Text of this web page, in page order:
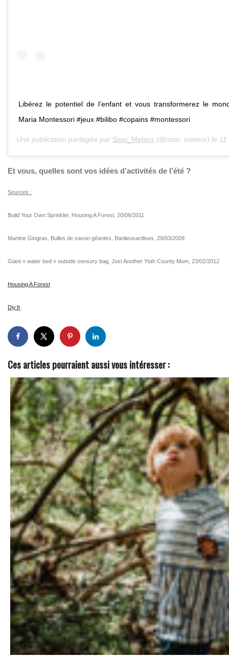
Libérez le potentiel de l’enfant et vous transformerez le
Maria Montessori #jeux #bilibo #copains #montessori
Une publication partagée par Sissi_Meteor (@sissi_meteor) le 11
Et vous, quelles sont vos idées d’activités de l’été ?
Sources :
Build Your Own Sprinkler, Housing A Forest, 20/06/2011
Martine Gingras, Bulles de savon géantes, Banlieusardises, 29/03/2009
Giant « water bed » outside sensory bag, Just Another Ytah County Mom, 23/02/2012
Housing A Forest
Diy.fr
Ces articles pourraient aussi vous intéresser :